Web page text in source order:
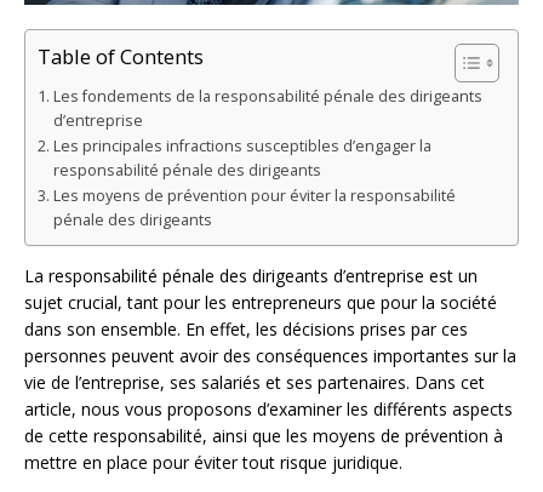
Table of Contents
Les fondements de la responsabilité pénale des dirigeants
d’entreprise
Les principales infractions susceptibles d’engager la
responsabilité pénale des dirigeants
Les moyens de prévention pour éviter la responsabilité
pénale des dirigeants
La responsabilité pénale des dirigeants d’entreprise est un
sujet crucial, tant pour les entrepreneurs que pour la société
dans son ensemble. En effet, les décisions prises par ces
personnes peuvent avoir des conséquences importantes sur la
vie de l’entreprise, ses salariés et ses partenaires. Dans cet
article, nous vous proposons d’examiner les différents aspects
de cette responsabilité, ainsi que les moyens de prévention à
mettre en place pour éviter tout risque juridique.